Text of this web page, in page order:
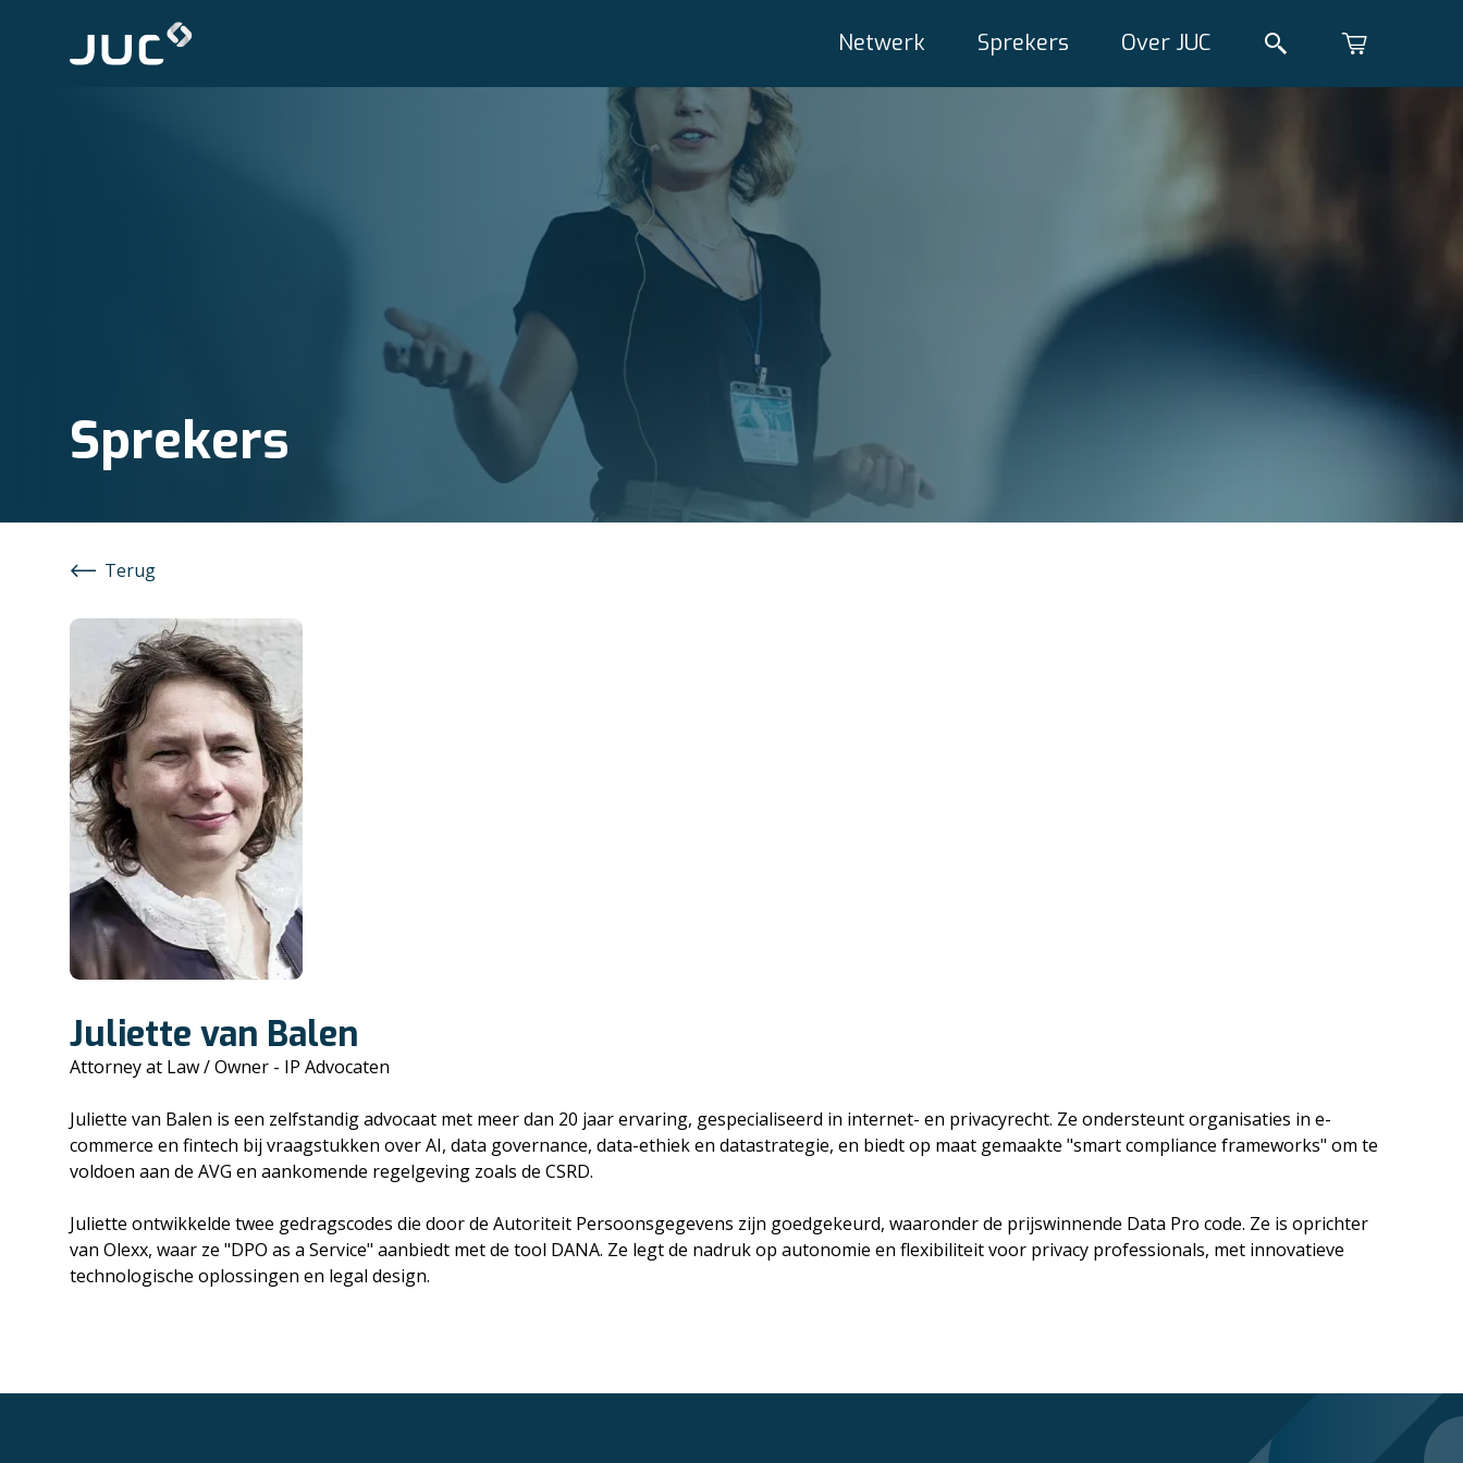
Netwerk Sprekers Over JUC
Sprekers
Terug
Juliette van Balen
Attorney at Law / Owner - IP Advocaten
Juliette van Balen is een zelfstandig advocaat met meer dan 20 jaar ervaring, gespecialiseerd in internet- en privacyrecht. Ze ondersteunt organisaties in e-
commerce en fintech bij vraagstukken over AI, data governance, data-ethiek en datastrategie, en biedt op maat gemaakte "smart compliance frameworks" om te
voldoen aan de AVG en aankomende regelgeving zoals de CSRD.
Juliette ontwikkelde twee gedragscodes die door de Autoriteit Persoonsgegevens zijn goedgekeurd, waaronder de prijswinnende Data Pro code. Ze is oprichter
van Olexx, waar ze "DPO as a Service" aanbiedt met de tool DANA. Ze legt de nadruk op autonomie en flexibiliteit voor privacy professionals, met innovatieve
technologische oplossingen en legal design.